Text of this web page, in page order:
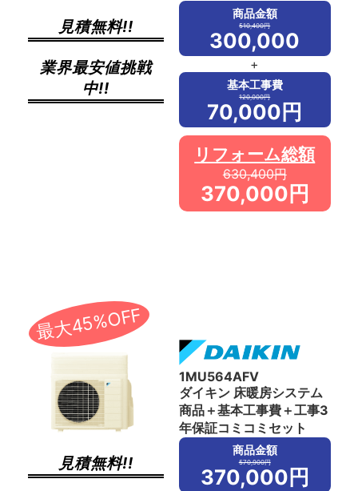
見積無料!!
業界最安値挑戦
中!!
商品金額
510,400円
300,000
+
基本工事費
120,000円
70,000円
リフォーム総額
630,400円
370,000円
最大45%OFF
見積無料!!
1MU564AFV
ダイキン 床暖房システム
商品＋基本工事費＋工事3
年保証コミコミセット
商品金額
570,900円
370,000円